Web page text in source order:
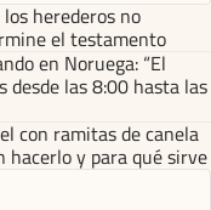
herederos no
el testamento
en Noruega: “El
las 8:00 hasta las
con ramitas de canela
hacerlo y para qué sirve